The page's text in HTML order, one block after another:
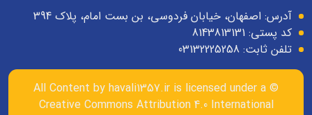
آدرس: اصفهان، خیابان فردوسی، بن بست امام، پلاک 394
کد پستی: 8143813131
تلفن ثابت: 03132225258
© All Content by
havali1357.ir is licensed under a
Creative Commons Attribution 4.0 International